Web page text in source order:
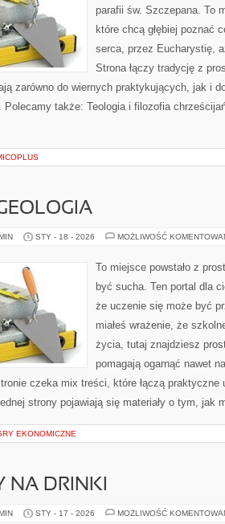
parafii św. Szczepana. To
które chcą głębiej poznać
serca, przez Eucharystię,
Strona łączy tradycję z
zarówno do wiernych praktykujących, jak i
Polecamy także: Teologia i filozofia
STY - 18 - 2026 MOŻLIWOŚĆ
To miejsce powstało z
być sucha. Ten portal dla
że uczenie się może być
miałeś wrażenie, że
życia, tutaj znajdziesz
pomagają ogarnąć nawet
czeka mix treści, które łączą
strony pojawiają się materiały o tym, jak
EKONOMICZNE
NA DRINKI
STY - 17 - 2026 MOŻLIWOŚĆ